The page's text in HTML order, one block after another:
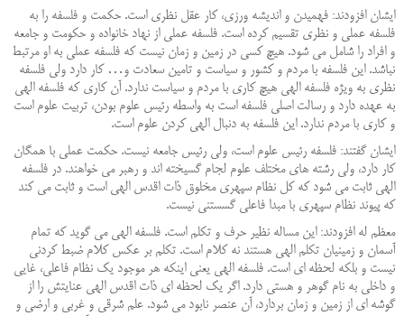
ایشان افزودند: فهمیدن و اندیشه ورزی، کار عقل نظری است. حکمت و فلسفه را به
فلسفه عملی و نظری تقسیم کرده است. فلسفه عملی از نهاد خانواده و حکومت و جامعه
و افراد را شامل می شود. هیچ کسی در زمین و زمان نیست که فلسفه عملی به او مرتبط
نباشد. این فلسفه با مردم و کشور و سیاست و تامین سعادت و … کار دارد ولی فلسفه
نظری به ویژه فلسفه الهی هیچ کاری با مردم و سیاست ندارد. آن کاری که فلسفه الهی
به عهده دارد و رسالت اصلی فلسفه است به واسطه رئیس علوم بودن، تربیت علوم است
و کاری با مردم ندارد. این فلسفه به دنبال الهی کردن علوم است.
ایشان گفتند: فلسفه رئیس علوم است، ولی رئیس جامعه نیست. حکمت عملی با همگان
کار دارد، ولی رشته های مختلف علوم لجام گسیخته اند و رهبر می خواهند. در فلسفه
الهی ثابت می شود که کل نظام سپهری مخلوق ذات اقدس الهی است و ثابت می کند
که پیوند نظام سپهری با مبدا فاعلی گسستنی نیست.
معظم له افزودند: این مساله نظیر حرف و تکلم است. فلسفه الهی می گوید که تمام
آسمان و زمینیان تکلم الهی هستند نه کلام است. تکلم بر عکس کلام ضبط کردنی
نیست و بلکه لحظه ای است. فلسفه الهی یعنی اینکه هر موجود یک نظام فاعلی، غایی
و داخلی به نام گوهر و هستی دارد. اگر یک لحظه ای ذات اقدس الهی عنایتش را از
گوشه ای از زمین و زمان بردارد، آن عنصر نابود می شود. علم شرقی و غربی و ارضی و